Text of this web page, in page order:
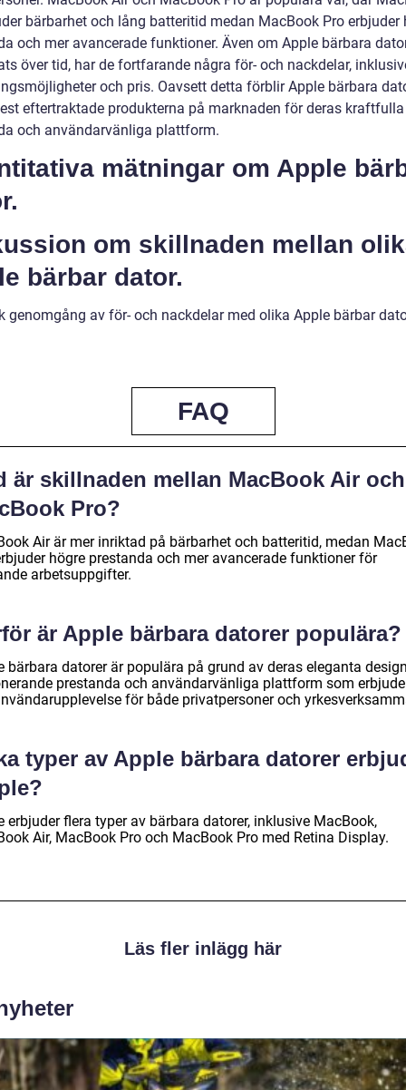
bärbarhet och lång batteritid medan MacBook Pro erbjuder
och mer avancerade funktioner. Även om Apple bärbara
över tid, har de fortfarande några för- och nackdelar,
och pris. Oavsett detta förblir Apple bärbara
eftertraktade produkterna på marknaden för deras kraftfulla
och användarvänliga plattform.
mätningar om Apple
om skillnaden mellan
bärbar dator.
genomgång av för- och nackdelar med olika Apple bärbar
FAQ
är skillnaden mellan MacBook Air och
Pro?
Air är mer inriktad på bärbarhet och batteritid, medan
högre prestanda och mer avancerade funktioner för
arbetsuppgifter.
är Apple bärbara datorer populära?
bärbara datorer är populära på grund av deras eleganta
prestanda och användarvänliga plattform som
för både privatpersoner och
typer av Apple bärbara datorer
erbjuder flera typer av bärbara datorer, inklusive MacBook,
Air, MacBook Pro och MacBook Pro med Retina Display.
Läs fler inlägg här